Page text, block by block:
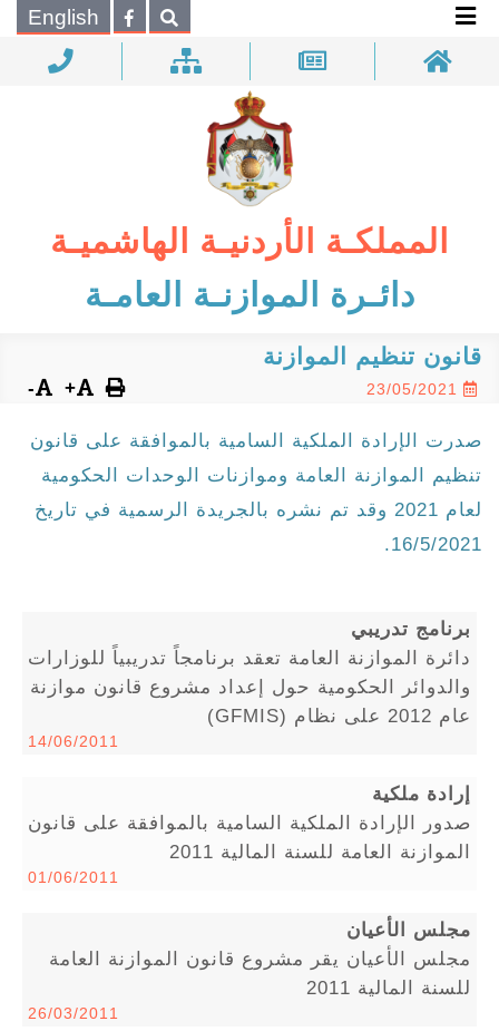
بحـث English
المملكـة الأردنيـة الهاشميـة
دائـرة الموازنـة العامـة
قانون تنظيم الموازنة
23/05/2021
+
-
صدرت الإرادة الملكية السامية بالموافقة على قانون
تنظيم الموازنة العامة وموازنات الوحدات الحكومية
لعام 2021 وقد تم نشره بالجريدة الرسمية في تاريخ
16/5/2021.
برنامج تدريبي
دائرة الموازنة العامة تعقد برنامجاً تدريبياً للوزارات
والدوائر الحكومية حول إعداد مشروع قانون موازنة
عام 2012 على نظام (GFMIS)
14/06/2011
إرادة ملكية
صدور الإرادة الملكية السامية بالموافقة على قانون
الموازنة العامة للسنة المالية 2011
01/06/2011
مجلس الأعيان
مجلس الأعيان يقر مشروع قانون الموازنة العامة
للسنة المالية 2011
26/03/2011